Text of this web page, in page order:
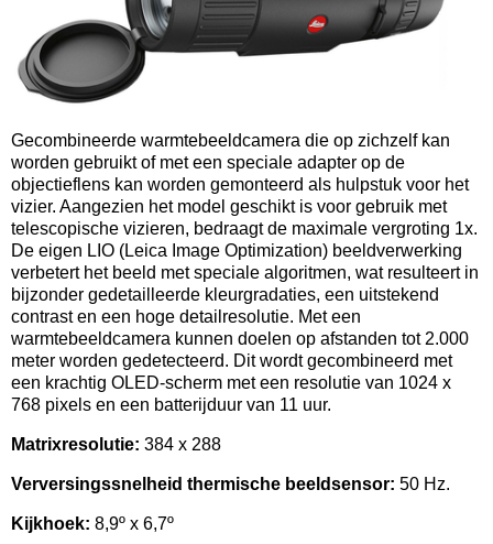
Gecombineerde warmtebeeldcamera die op zichzelf kan
worden gebruikt of met een speciale adapter op de
objectieflens kan worden gemonteerd als hulpstuk voor het
vizier. Aangezien het model geschikt is voor gebruik met
telescopische vizieren, bedraagt de maximale vergroting 1x.
De eigen LIO (Leica Image Optimization) beeldverwerking
verbetert het beeld met speciale algoritmen, wat resulteert in
bijzonder gedetailleerde kleurgradaties, een uitstekend
contrast en een hoge detailresolutie. Met een
warmtebeeldcamera kunnen doelen op afstanden tot 2.000
meter worden gedetecteerd. Dit wordt gecombineerd met
een krachtig OLED-scherm met een resolutie van 1024 x
768 pixels en een batterijduur van 11 uur.
Matrixresolutie: 384 x 288
Verversingssnelheid thermische beeldsensor: 50 Hz.
Kijkhoek: 8,9º x 6,7º